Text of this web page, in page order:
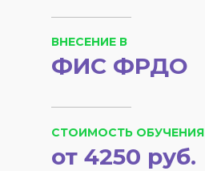
ВНЕСЕНИЕ В
ФИС ФРДО
СТОИМОСТЬ ОБУЧЕНИЯ
от 4250 руб.